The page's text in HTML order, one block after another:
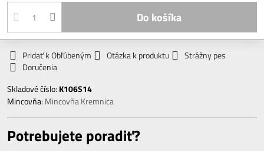
Do košíka
Pridať k Obľúbeným Otázka k produktu
Strážny pes
Doručenia
Skladové číslo: K106S14
Mincovňa: Mincovňa Kremnica
Potrebujete poradiť?